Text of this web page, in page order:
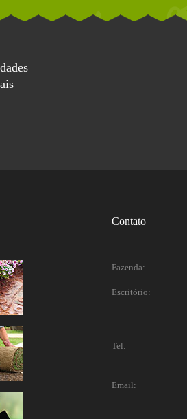
Contato
Fazenda:
Escritório:
Tel:
Email: